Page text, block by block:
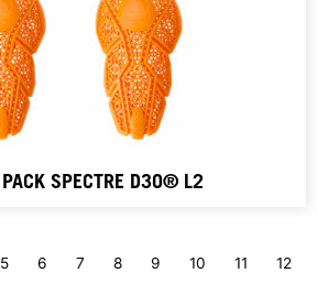
PACK SPECTRE D3O® L2
5 6 7 8 9 10 11 12